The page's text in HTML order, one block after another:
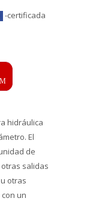
-certificada
hidráulica
El
de
otras salidas
otras
un